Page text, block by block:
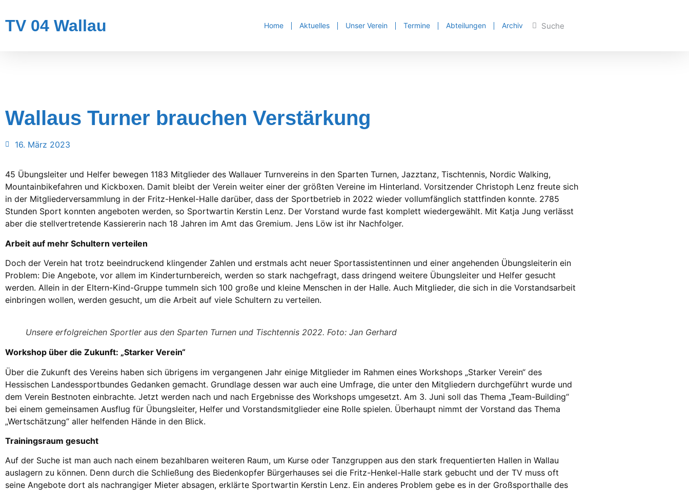
TV 04 Wallau Home Aktuelles Unser Verein Termine Abteilungen Archiv
Wallaus Turner brauchen Verstärkung
16. März 2023
45 Übungsleiter und Helfer bewegen 1183 Mitglieder des Wallauer Turnvereins in den Sparten Turnen, Jazztanz, Tischtennis, Nordic Walking,
Mountainbikefahren und Kickboxen. Damit bleibt der Verein weiter einer der größten Vereine im Hinterland. Vorsitzender Christoph Lenz freute sich
in der Mitgliederversammlung in der Fritz-Henkel-Halle darüber, dass der Sportbetrieb in 2022 wieder vollumfänglich stattfinden konnte. 2785
Stunden Sport konnten angeboten werden, so Sportwartin Kerstin Lenz. Der Vorstand wurde fast komplett wiedergewählt. Mit Katja Jung verlässt
aber die stellvertretende Kassiererin nach 18 Jahren im Amt das Gremium. Jens Löw ist ihr Nachfolger.
Arbeit auf mehr Schultern verteilen
Doch der Verein hat trotz beeindruckend klingender Zahlen und erstmals acht neuer Sportassistentinnen und einer angehenden Übungsleiterin ein
Problem: Die Angebote, vor allem im Kinderturnbereich, werden so stark nachgefragt, dass dringend weitere Übungsleiter und Helfer gesucht
werden. Allein in der Eltern-Kind-Gruppe tummeln sich 100 große und kleine Menschen in der Halle. Auch Mitglieder, die sich in die Vorstandsarbeit
einbringen wollen, werden gesucht, um die Arbeit auf viele Schultern zu verteilen.
Unsere erfolgreichen Sportler aus den Sparten Turnen und Tischtennis 2022. Foto: Jan Gerhard
Workshop über die Zukunft: „Starker Verein“
Über die Zukunft des Vereins haben sich übrigens im vergangenen Jahr einige Mitglieder im Rahmen eines Workshops „Starker Verein“ des
Hessischen Landessportbundes Gedanken gemacht. Grundlage dessen war auch eine Umfrage, die unter den Mitgliedern durchgeführt wurde und
dem Verein Bestnoten einbrachte. Jetzt werden nach und nach Ergebnisse des Workshops umgesetzt. Am 3. Juni soll das Thema „Team-Building“
bei einem gemeinsamen Ausflug für Übungsleiter, Helfer und Vorstandsmitglieder eine Rolle spielen. Überhaupt nimmt der Vorstand das Thema
„Wertschätzung“ aller helfenden Hände in den Blick.
Trainingsraum gesucht
Auf der Suche ist man auch nach einem bezahlbaren weiteren Raum, um Kurse oder Tanzgruppen aus den stark frequentierten Hallen in Wallau
auslagern zu können. Denn durch die Schließung des Biedenkopfer Bürgerhauses sei die Fritz-Henkel-Halle stark gebucht und der TV muss oft
seine Angebote dort als nachrangiger Mieter absagen, erklärte Sportwartin Kerstin Lenz. Ein anderes Problem gebe es in der Großsporthalle des